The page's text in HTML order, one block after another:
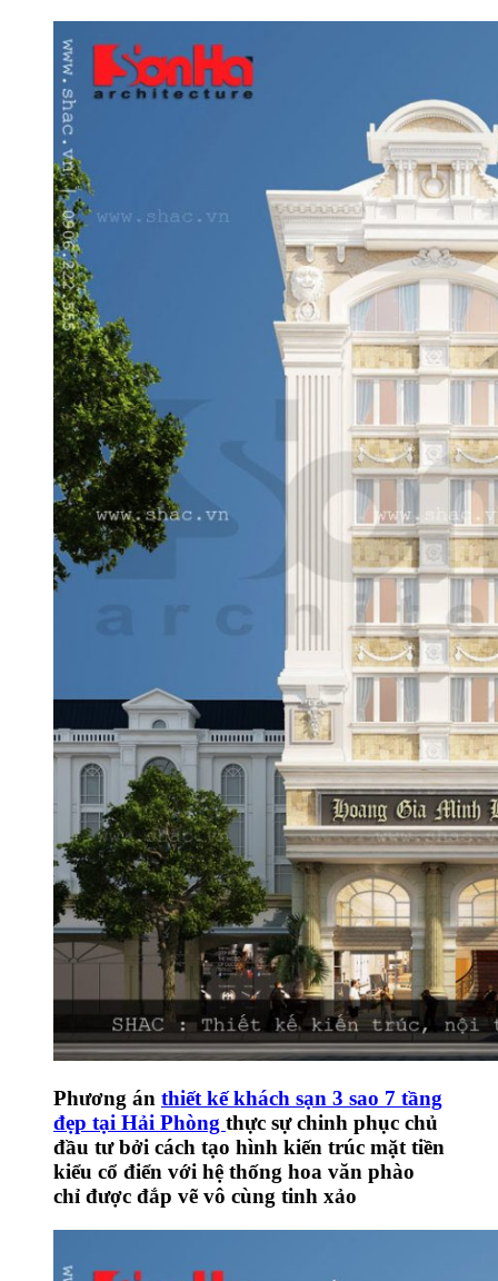
Phương án thiết kế khách sạn 3 sao 7 tầng
đẹp tại Hải Phòng thực sự chinh phục chủ
đầu tư bởi cách tạo hình kiến trúc mặt tiền
kiểu cổ điển với hệ thống hoa văn phào
chỉ được đắp vẽ vô cùng tinh xảo